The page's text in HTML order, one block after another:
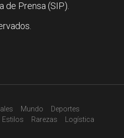
de Prensa (SIP).
Mundo
Deportes
Estilos Rarezas Logística